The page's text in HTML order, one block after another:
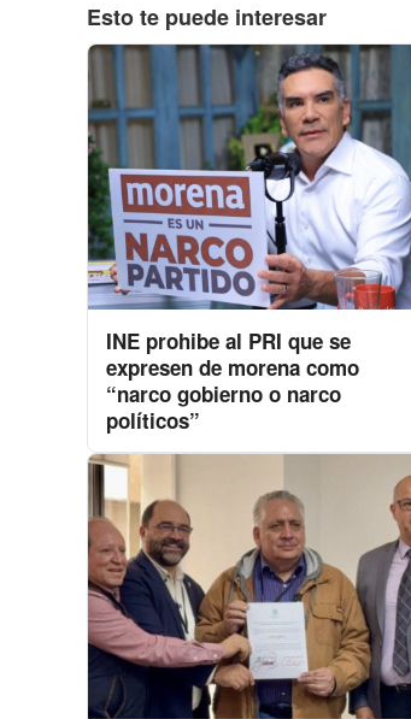
Esto te puede interesar
INE prohibe al PRI que se
expresen de morena como
“narco gobierno o narco
políticos”